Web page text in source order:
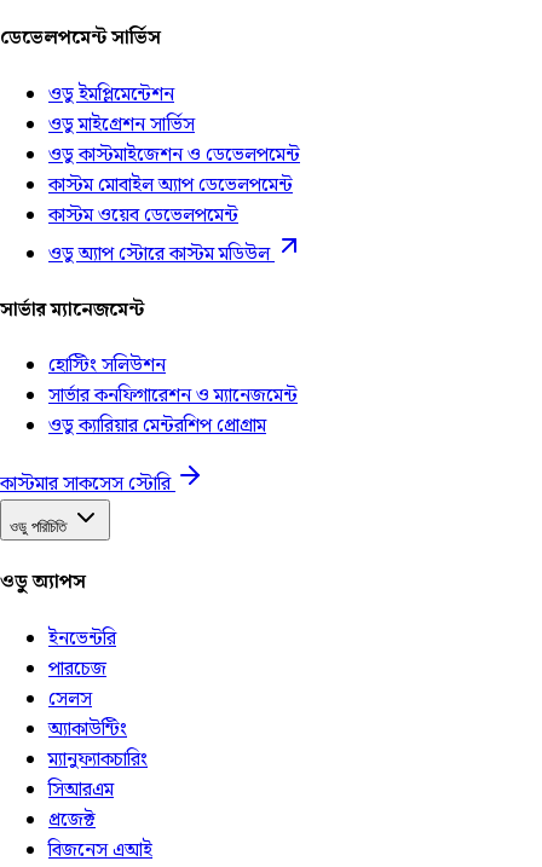
ডেভেলপমেন্ট সার্ভিস
ওডু ইমপ্লিমেন্টেশন
ওডু মাইগ্রেশন সার্ভিস
ওডু কাস্টমাইজেশন ও ডেভেলপমেন্ট
কাস্টম মোবাইল অ্যাপ ডেভেলপমেন্ট
কাস্টম ওয়েব ডেভেলপমেন্ট
ওডু অ্যাপ স্টোরে কাস্টম মডিউল
সার্ভার ম্যানেজমেন্ট
হোস্টিং সলিউশন
সার্ভার কনফিগারেশন ও ম্যানেজমেন্ট
ওডু ক্যারিয়ার মেন্টরশিপ প্রোগ্রাম
কাস্টমার সাকসেস স্টোরি
ওডু পরিচিতি
ওডু অ্যাপস
ইনভেন্টরি
পারচেজ
সেলস
অ্যাকাউন্টিং
ম্যানুফ্যাকচারিং
সিআরএম
প্রজেক্ট
বিজনেস এআই